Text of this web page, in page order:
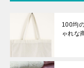
100均
ゃれな